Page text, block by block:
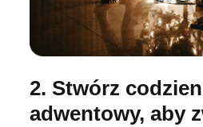
2. Stwórz
adwentowy, aby